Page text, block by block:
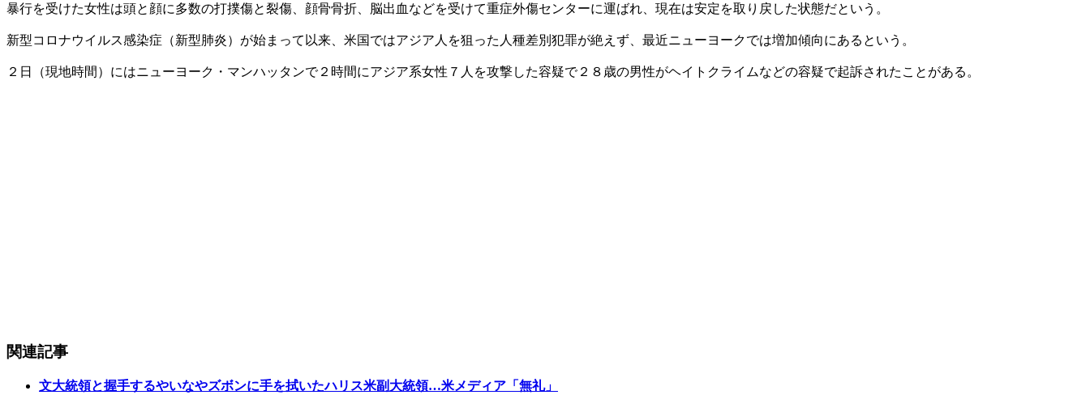
暴行を受けた女性は頭と顔に多数の打撲傷と裂傷、顔骨骨折、脳出血などを受けて重症外傷センターに運ばれ、現在は安定を取り戻した状態だという。
新型コロナウイルス感染症（新型肺炎）が始まって以来、米国ではアジア人を狙った人種差別犯罪が絶えず、最近ニューヨークでは増加傾向にあるという。
２日（現地時間）にはニューヨーク・マンハッタンで２時間にアジア系女性７人を攻撃した容疑で２８歳の男性がヘイトクライムなどの容疑で起訴されたことがある。
関連記事
文大統領と握手するやいなやズボンに手を拭いたハリス米副大統領…米メディア「無礼」